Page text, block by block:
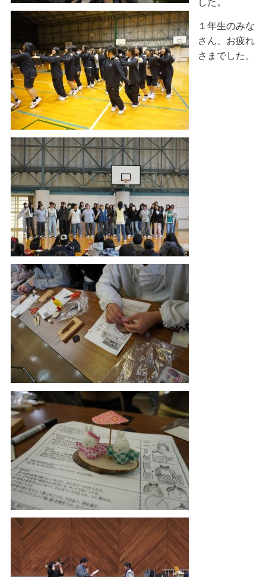
１年生のみな
さん、お疲れ
さまでした。